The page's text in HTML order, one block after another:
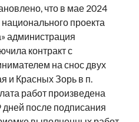
что в мае 2024
проекта
администрация
контракт с
на снос двух
и Красных Зорь в п.
работ произведена
дней после подписания